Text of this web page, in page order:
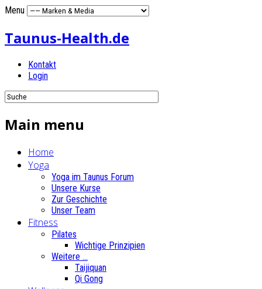
Menu
Taunus-Health.de
Kontakt
Login
Main menu
Home
Yoga
Yoga im Taunus Forum
Unsere Kurse
Zur Geschichte
Unser Team
Fitness
Pilates
Wichtige Prinzipien
Weitere ...
Taijiquan
Qi Gong